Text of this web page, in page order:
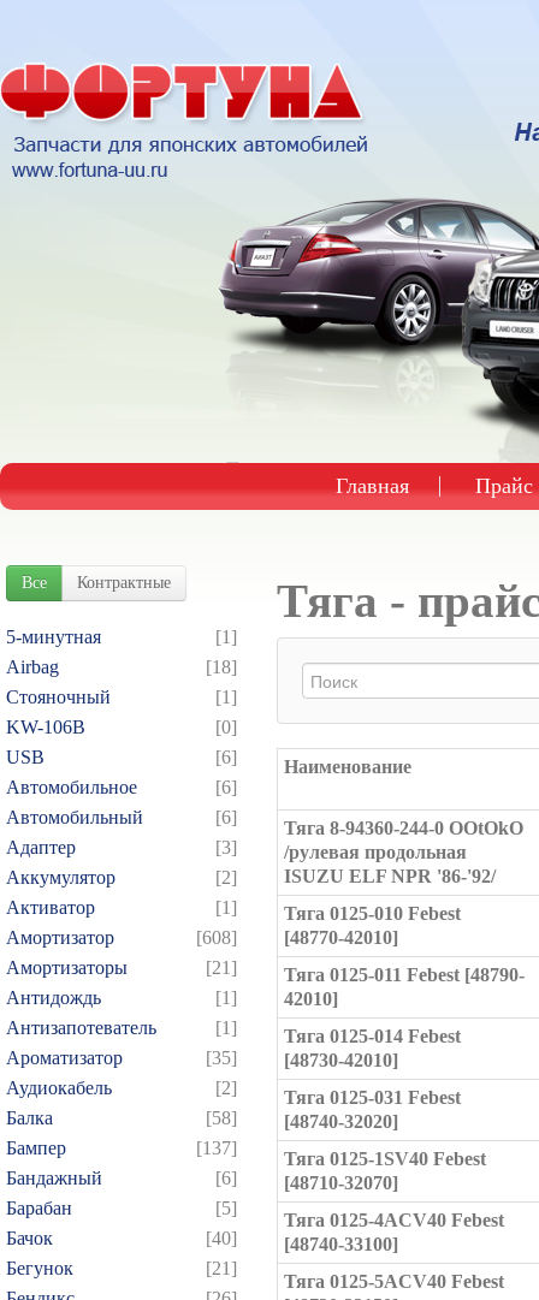
Главная Прайс
Все Контрактные
5-минутная
[1]
Airbag
[18]
Cтояночный
[1]
KW-106B
[0]
USB
[6]
Автомобильное
[6]
Автомобильный
[6]
Адаптер
[3]
Аккумулятор
[2]
Активатор
[1]
Амортизатор
[608]
Амортизаторы
[21]
Антидождь
[1]
Антизапотеватель
[1]
Ароматизатор
[35]
Аудиокабель
[2]
Балка
[58]
Бампер
[137]
Бандажный
[6]
Барабан
[5]
Бачок
[40]
Бегунок
[21]
Тяга -
Наименование
Тяга 8-94360-244-0 OOtOkO
/рулевая продольная
ISUZU ELF NPR '86-'92/
Тяга 0125-010 Febest
[48770-42010]
Тяга 0125-011 Febest [48790-
42010]
Тяга 0125-014 Febest
[48730-42010]
Тяга 0125-031 Febest
[48740-32020]
Тяга 0125-1SV40 Febest
[48710-32070]
Тяга 0125-4ACV40 Febest
[48740-33100]
Тяга 0125-5ACV40 Febest